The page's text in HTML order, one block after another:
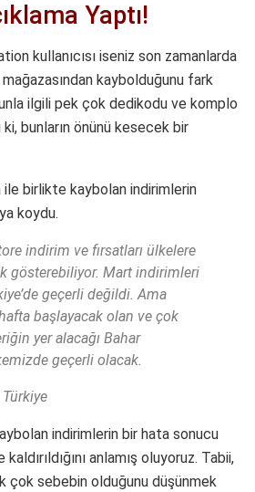
Yaptı!
kullanıcısı iseniz son zamanlarda
kaybolduğunu fark
ilgili pek çok dedikodu ve komplo
bunların önünü kesecek bir
ile birlikte kaybolan indirimlerin
koydu.
indirim ve fırsatları ülkelere
gösterebiliyor. Mart indirimleri
geçerli değildi. Ama
başlayacak olan ve çok
yer alacağı Bahar
geçerli olacak.
indirimlerin bir hata sonucu
anlamış oluyoruz. Tabii,
çok sebebin olduğunu düşünmek